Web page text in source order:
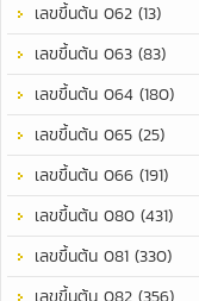
เลขขึ้นต้น 062 (13)
เลขขึ้นต้น 063 (83)
เลขขึ้นต้น 064 (180)
เลขขึ้นต้น 065 (25)
เลขขึ้นต้น 066 (191)
เลขขึ้นต้น 080 (431)
เลขขึ้นต้น 081 (330)